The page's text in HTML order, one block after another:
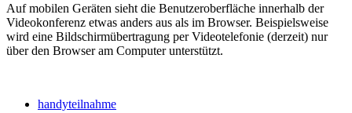
Auf mobilen Geräten sieht die Benutzeroberfläche innerhalb der
Videokonferenz etwas anders aus als im Browser. Beispielsweise
wird eine Bildschirmübertragung per Videotelefonie (derzeit) nur
über den Browser am Computer unterstützt.
handyteilnahme